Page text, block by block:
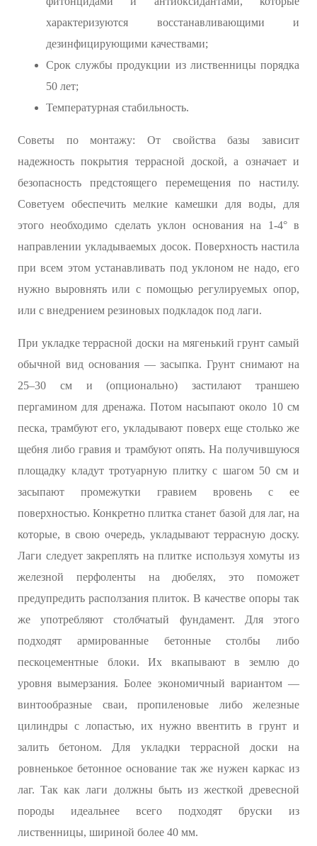
характеризуются восстанавливающими и
дезинфицирующими качествами;
Срок службы продукции из лиственницы порядка
50 лет;
Температурная стабильность.
Советы по монтажу: От свойства базы зависит
надежность покрытия террасной доской, а означает и
безопасность предстоящего перемещения по настилу.
Советуем обеспечить мелкие камешки для воды, для
этого необходимо сделать уклон основания на 1-4° в
направлении укладываемых досок. Поверхность настила
при всем этом устанавливать под уклоном не надо, его
нужно выровнять или с помощью регулируемых опор,
или с внедрением резиновых подкладок под лаги.
При укладке террасной доски на мягенький грунт самый
обычной вид основания — засыпка. Грунт снимают на
25–30 см и (опционально) застилают траншею
пергамином для дренажа. Потом насыпают около 10 см
песка, трамбуют его, укладывают поверх еще столько же
щебня либо гравия и трамбуют опять. На получившуюся
площадку кладут тротуарную плитку с шагом 50 см и
засыпают промежутки гравием вровень с ее
поверхностью. Конкретно плитка станет базой для лаг, на
которые, в свою очередь, укладывают террасную доску.
Лаги следует закреплять на плитке используя хомуты из
железной перфоленты на дюбелях, это поможет
предупредить расползания плиток. В качестве опоры так
же употребляют столбчатый фундамент. Для этого
подходят армированные бетонные столбы либо
пескоцементные блоки. Их вкапывают в землю до
уровня вымерзания. Более экономичный вариантом —
винтообразные сваи, пропиленовые либо железные
цилиндры с лопастью, их нужно ввентить в грунт и
залить бетоном. Для укладки террасной доски на
ровненькое бетонное основание так же нужен каркас из
лаг. Так как лаги должны быть из жесткой древесной
породы идеальнее всего подходят бруски из
лиственницы, шириной более 40 мм.